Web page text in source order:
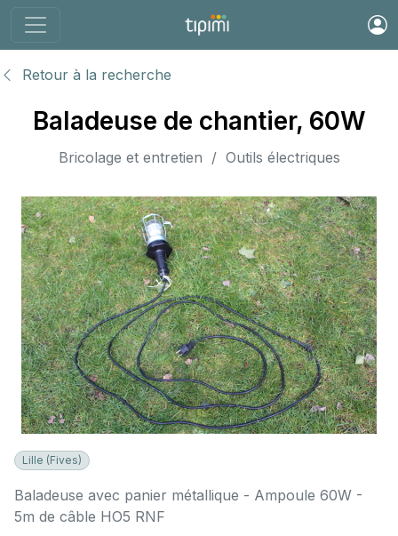
Retour à la recherche
Baladeuse de chantier, 60W
Bricolage et entretien / Outils électriques
Lille (Fives)
Baladeuse avec panier métallique - Ampoule 60W -
5m de câble HO5 RNF